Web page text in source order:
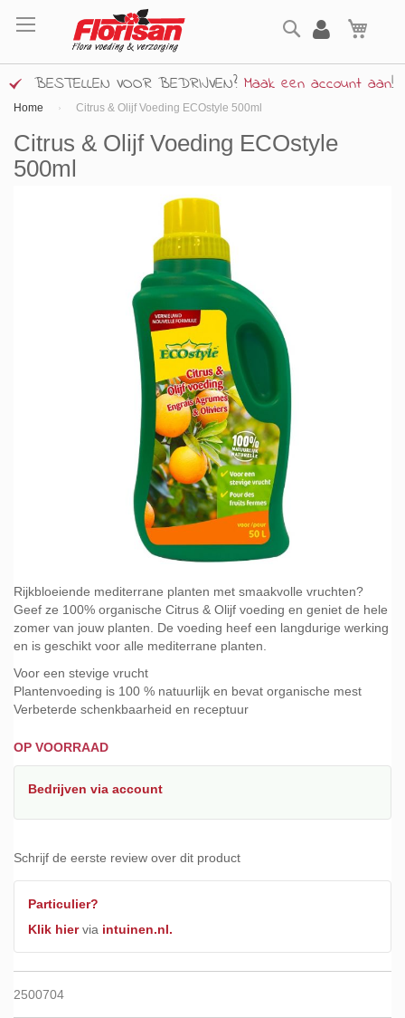
naar
inhoud
Zoek
BESTELLEN VOOR BEDRIJVEN? Maak een account aan!
Home Citrus & Olijf Voeding ECOstyle 500ml
Citrus & Olijf Voeding ECOstyle
500ml
Rijkbloeiende mediterrane planten met smaakvolle vruchten?
Geef ze 100% organische Citrus & Olijf voeding en geniet de hele
zomer van jouw planten. De voeding heef een langdurige werking
en is geschikt voor alle mediterrane planten.
Voor een stevige vrucht
Plantenvoeding is 100 % natuurlijk en bevat organische mest
Verbeterde schenkbaarheid en receptuur
OP VOORRAAD
Bedrijven via account
Schrijf de eerste review over dit product
Particulier?
Klik hiervia intuinen.nl.
2500704
naar
het
begin
van
afbeeldingen-
gallerij